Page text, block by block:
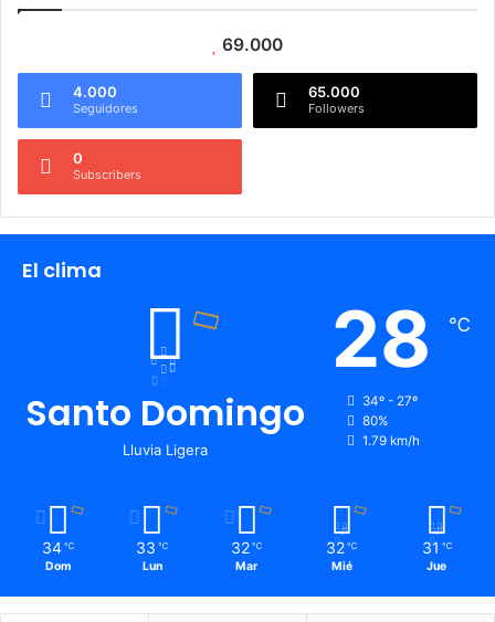
69.000
4.000
Seguidores
65.000
Followers
0
Subscribers
El clima
Santo Domingo
Lluvia Ligera
28 ℃
34º - 27º
80%
1.79 km/h
34 ℃
Dom
33 ℃
Lun
32 ℃
Mar
32 ℃
Mié
31 ℃
Jue